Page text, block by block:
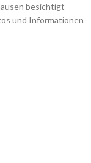
besichtigt
und Informationen